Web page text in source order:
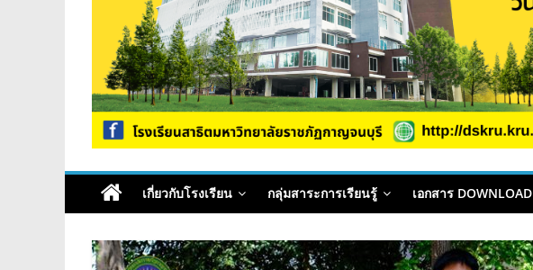
เกี่ยวกับโรงเรียน กลุ่มสาระการเรียนรู้ เอกสาร DOWNLOAD